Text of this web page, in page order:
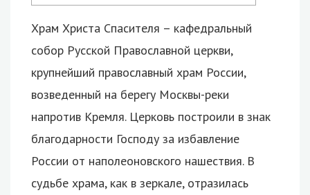
Храм Христа Спасителя – кафедральный
собор Русской Православной церкви,
крупнейший православный храм России,
возведенный на берегу Москвы-реки
напротив Кремля.Церковь построили в знак
благодарности Господу за избавление
России от наполеоновского нашествия. В
судьбе храма, как в зеркале, отразилась